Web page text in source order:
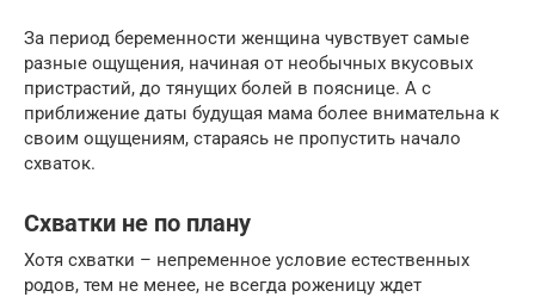
За период беременности женщина чувствует самые
разные ощущения, начиная от необычных вкусовых
пристрастий, до тянущих болей в пояснице. А с
приближение даты будущая мама более внимательна к
своим ощущениям, стараясь не пропустить начало
схваток.
Схватки не по плану
Хотя схватки – непременное условие естественных
родов, тем не менее, не всегда роженицу ждет